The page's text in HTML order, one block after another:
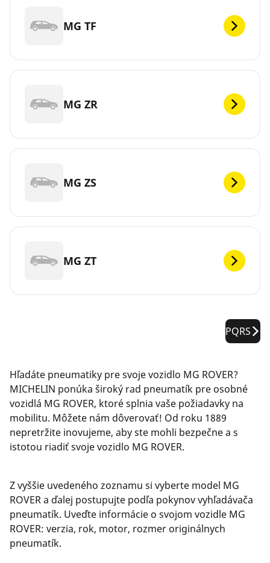
MG TF
MG ZR
MG ZS
MG ZT
PQRS
Hľadáte pneumatiky pre svoje vozidlo MG ROVER?
MICHELIN ponúka široký rad pneumatík pre osobné
vozidlá MG ROVER, ktoré splnia vaše požiadavky na
mobilitu. Môžete nám dôverovať! Od roku 1889
nepretržite inovujeme, aby ste mohli bezpečne a s
istotou riadiť svoje vozidlo MG ROVER.
Z vyššie uvedeného zoznamu si vyberte model MG
ROVER a ďalej postupujte podľa pokynov vyhľadávača
pneumatík. Uveďte informácie o svojom vozidle MG
ROVER: verzia, rok, motor, rozmer originálnych
pneumatík.